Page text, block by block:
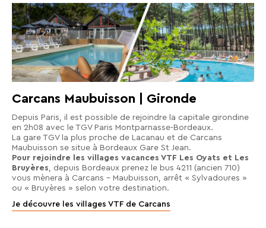
RECHERCHER
Une destination, un hôtel...
Carcans Maubuisson | Gironde
Depuis Paris, il est possible de rejoindre la capitale girondine
en 2h08 avec le TGV Paris Montparnasse-Bordeaux.
La gare TGV la plus proche de Lacanau et de Carcans
Maubuisson se situe à Bordeaux Gare St Jean.
Pour rejoindre les villages vacances VTF Les Oyats et Les
Bruyères, depuis Bordeaux prenez le bus 4211 (ancien 710)
vous mènera à Carcans – Maubuisson, arrêt « Sylvadoures »
ou « Bruyères » selon votre destination.
Je découvre les villages VTF de Carcans
Votre
adresse
mail
En
renseignant
votre
adresse
email
vous
acceptez
de